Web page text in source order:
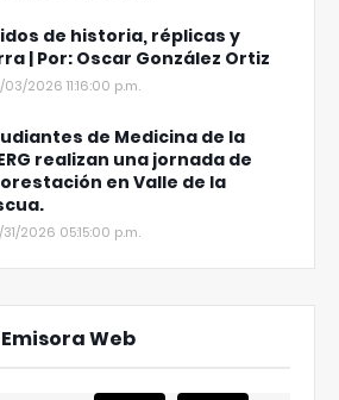
de historia, réplicas y
| Por: Oscar González Ortiz
03/2026 11:16:00 p.m.
de Medicina de la
realizan una jornada de
en Valle de la
31/2026 05:15:00 p.m.
Web